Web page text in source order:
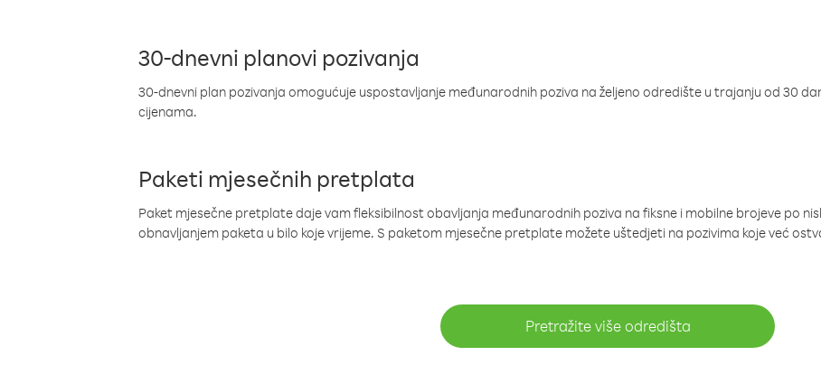
30-dnevni planovi pozivanja
30-dnevni plan pozivanja omogućuje uspostavljanje međunarodnih poziva na željeno odredište u trajanju od 30
cijenama.
Paketi mjesečnih pretplata
Paket mjesečne pretplate daje vam fleksibilnost obavljanja međunarodnih poziva na fiksne i mobilne brojeve po
obnavljanjem paketa u bilo koje vrijeme. S paketom mjesečne pretplate možete uštedjeti na pozivima koje već
Pretražite više odredišta